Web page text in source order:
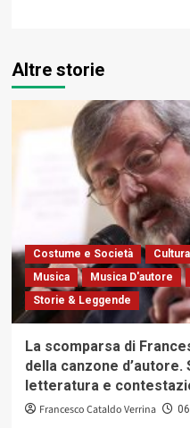
Altre storie
Costume e Società Cultura
Musica
Musica D'autore
Storie & Leggende
La scomparsa di
della canzone d’autore.
letteratura e
Francesco Cataldo Verrina